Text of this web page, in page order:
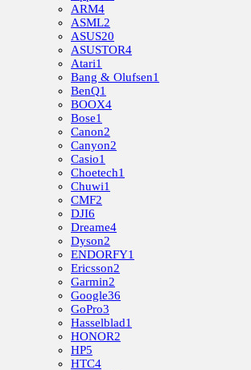
ARM4
ASML2
ASUS20
ASUSTOR4
Atari1
Bang & Olufsen1
BenQ1
BOOX4
Bose1
Canon2
Canyon2
Casio1
Choetech1
Chuwi1
CMF2
DJI6
Dreame4
Dyson2
ENDORFY1
Ericsson2
Garmin2
Google36
GoPro3
Hasselblad1
HONOR2
HP5
HTC4